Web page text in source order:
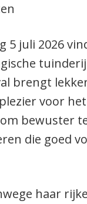
5 juli 2026
brengt
voor
bewuster
die goed
haar